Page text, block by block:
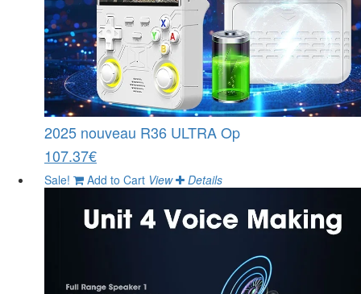
2025 nouveau R36 ULTRA Op
107.37€
Sale! Add to Cart View Details